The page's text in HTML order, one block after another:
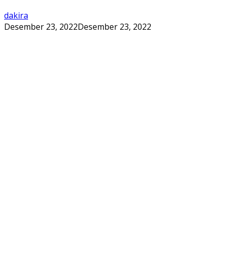
dakira
Desember 23, 2022Desember 23, 2022